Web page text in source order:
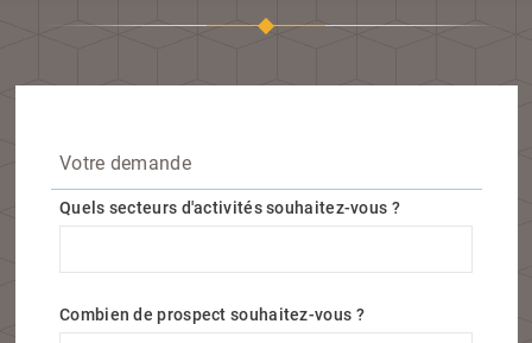
Votre demande
Quels secteurs d'activités souhaitez-vous ?
Combien de prospect souhaitez-vous ?